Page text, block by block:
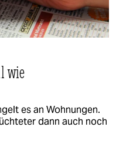
wie
es an Wohnungen.
dann auch noch